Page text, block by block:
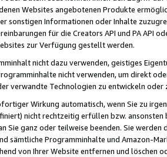
Websites angebotenen Produkte
sonstigen Informationen oder Inhalte
für die Creators API und PA API
zur Verfügung gestellt werden.
nicht dazu verwenden, geistiges
nicht verwenden, um direkt
verwandte Technologien zu entwickeln
Wirkung automatisch, wenn Sie zu
nicht rechtzeitig erfüllen bzw. ansonsten
Sie ganz oder teilweise beenden. Sie werden
sämtliche Programminhalte und Amazon-
von Ihrer Website entfernen und löschen